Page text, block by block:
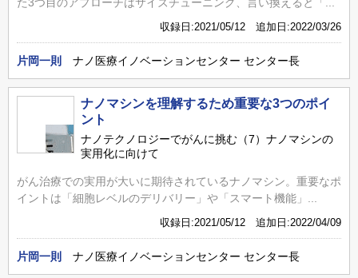
収録日:2021/05/12 追加日:2022/03/26
片岡一則 ナノ医療イノベーションセンター センター長
ナノマシンを理解するため重要な3つのポイ
ント
ナノテクノロジーでがんに挑む（7）ナノマシンの
実用化に向けて
がん治療での実用が大いに期待されているナノマシン。重要なポ
イントは「細胞レベルのデリバリー」や「スマート機能」...
収録日:2021/05/12 追加日:2022/04/09
片岡一則 ナノ医療イノベーションセンター センター長